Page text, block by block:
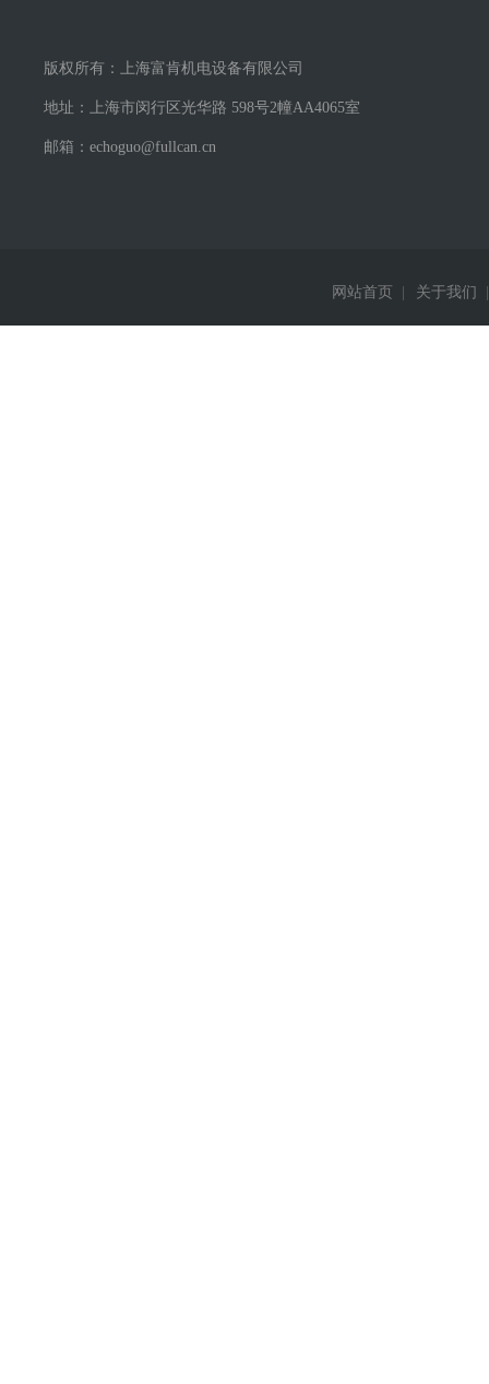
版权所有：上海富肯机电设备有限公司
地址：上海市闵行区光华路 598号2幢AA4065室
邮箱：echoguo@fullcan.cn
网站首页 关于我们